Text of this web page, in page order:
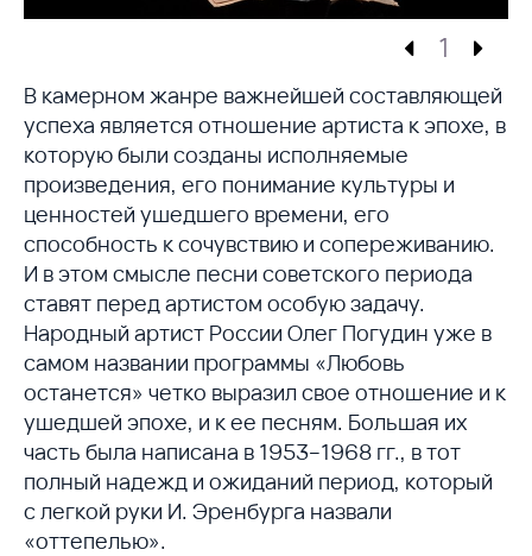
1
В камерном жанре важнейшей составляющей
успеха является отношение артиста к эпохе, в
которую были созданы исполняемые
произведения, его понимание культуры и
ценностей ушедшего времени, его
способность к сочувствию и сопереживанию.
И в этом смысле песни советского периода
ставят перед артистом особую задачу.
Народный артист России Олег Погудин уже в
самом названии программы «Любовь
останется» четко выразил свое отношение и к
ушедшей эпохе, и к ее песням. Большая их
часть была написана в 1953–1968 гг., в тот
полный надежд и ожиданий период, который
с легкой руки И. Эренбурга назвали
«оттепелью».